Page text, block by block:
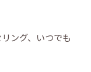
ング、いつでも